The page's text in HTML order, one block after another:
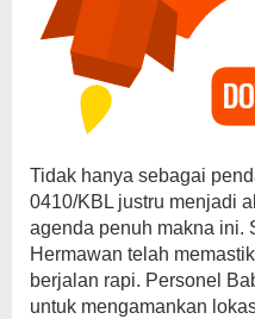
Tidak hanya sebagai
0410/KBL justru menjadi
agenda penuh makna ini.
Hermawan telah
berjalan rapi. Personel
untuk mengamankan